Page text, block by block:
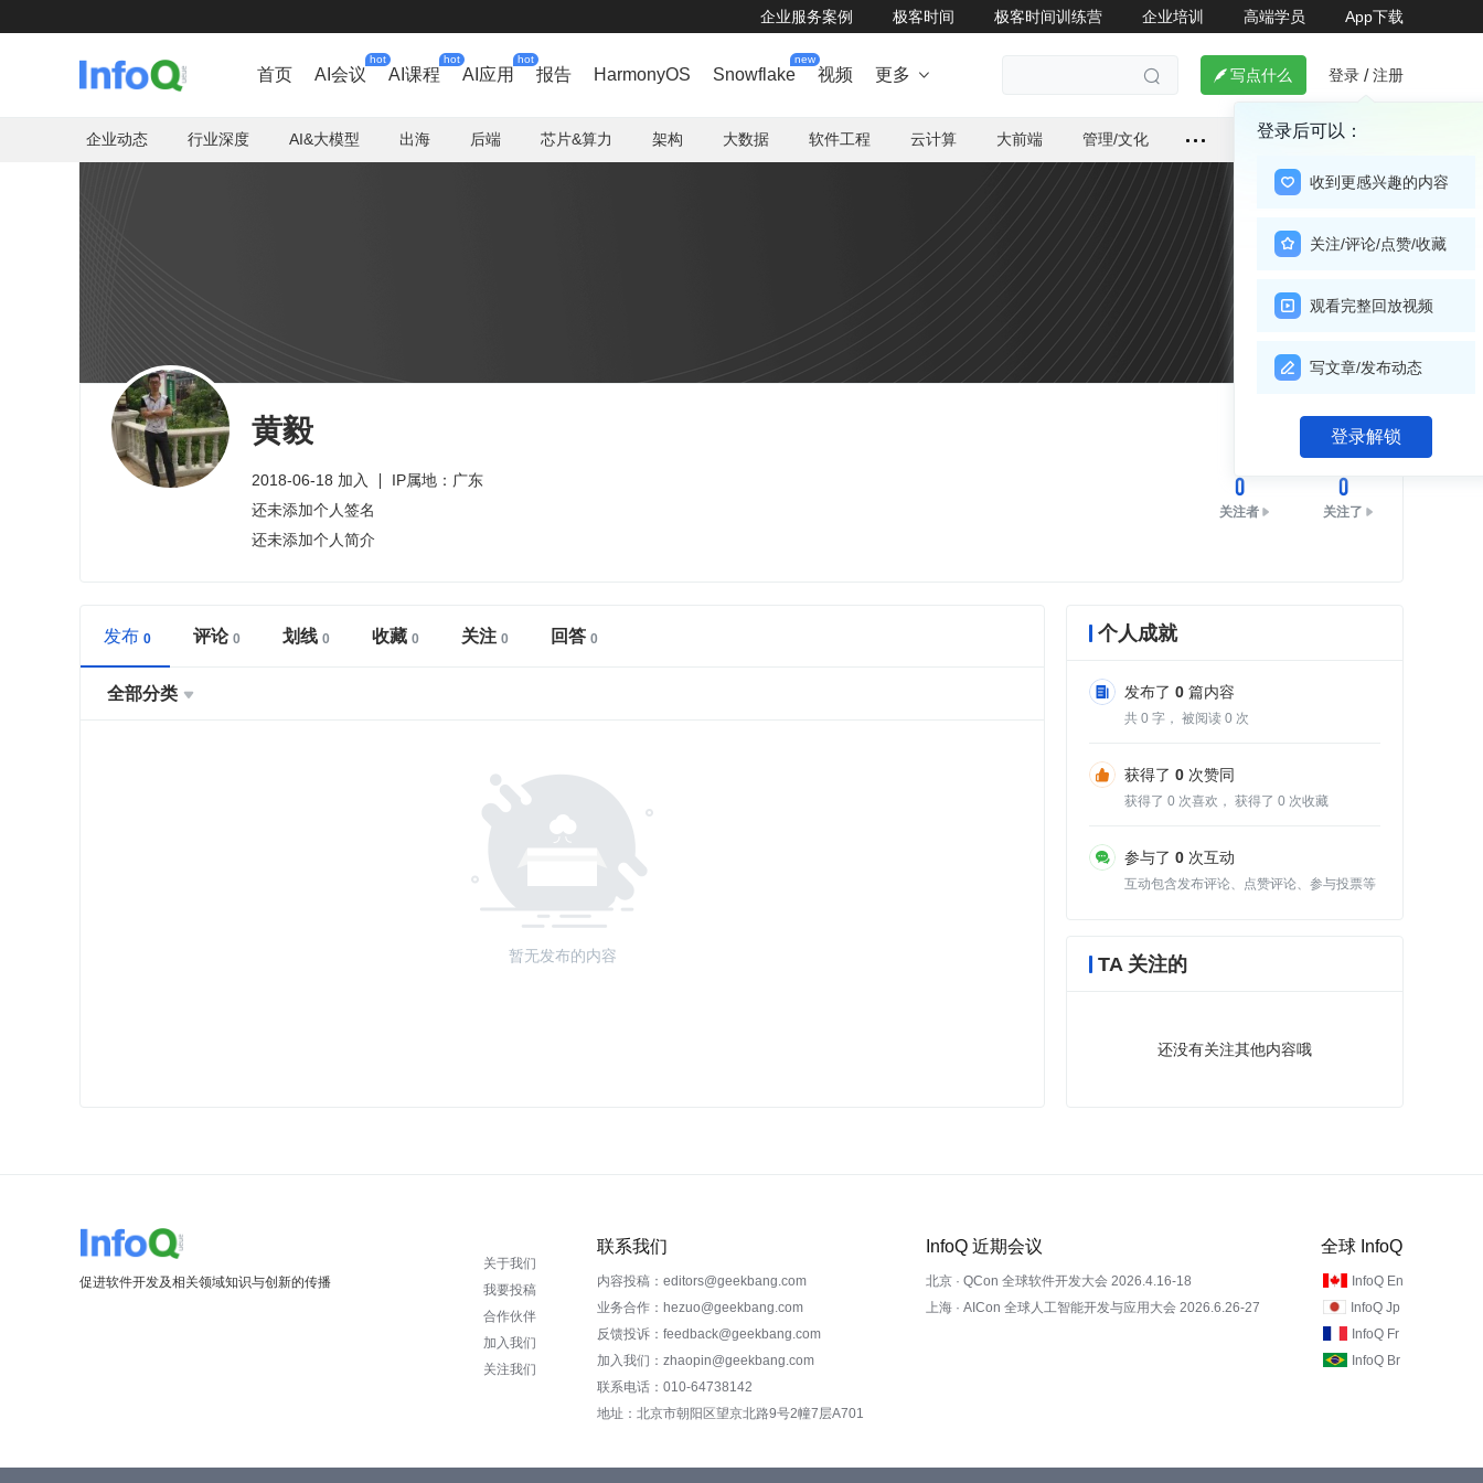
企业服务案例 极客时间 极客时间训练营 企业培训 高端学员 App下载
首页 AI会议
hot
AI课程
hot
AI应用
hot
报告 HarmonyOS Snowflake
new
视频 更多    写点什么 登录 / 注册
登录后可以：
收到更感兴趣的内容
关注/评论/点赞/收藏
观看完整回放视频
写文章/发布动态
登录解锁
企业动态 行业深度 AI&大模型 出海 后端 芯片&算力 架构 大数据 软件工程 云计算 大前端 管理/文化
黄毅
2018-06-18 加入
IP属地：广东
还未添加个人签名
还未添加个人简介
关注
0
关注者
0
关注了
发布 评论 划线 收藏 关注 回答
全部分类 
暂无发布的内容
个人成就
发布了 0 篇内容
共 0 字， 被阅读 0 次
获得了 0 次赞同
获得了 0 次喜欢， 获得了 0 次收藏
参与了 0 次互动
互动包含发布评论、点赞评论、参与投票等
TA 关注的
还没有关注其他内容哦
促进软件开发及相关领域知识与创新的传播
关于我们
我要投稿
合作伙伴
加入我们
关注我们
联系我们
内容投稿：editors@geekbang.com
业务合作：hezuo@geekbang.com
反馈投诉：feedback@geekbang.com
加入我们：zhaopin@geekbang.com
联系电话：010-64738142
地址：北京市朝阳区望京北路9号2幢7层A701
InfoQ 近期会议
北京 · QCon 全球软件开发大会 2026.4.16-18
上海 · AICon 全球人工智能开发与应用大会 2026.6.26-27
全球 InfoQ
InfoQ En
InfoQ Jp
InfoQ Fr
InfoQ Br